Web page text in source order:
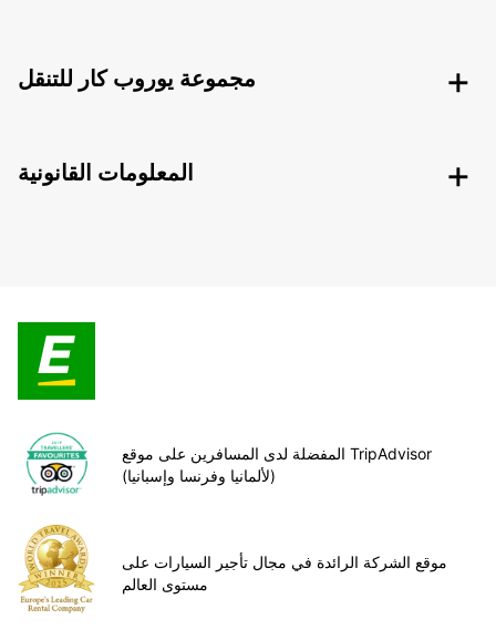
مجموعة يوروب كار للتنقل
المعلومات القانونية
المفضلة لدى المسافرين على موقع TripAdvisor
(لألمانيا وفرنسا وإسبانيا)
موقع الشركة الرائدة في مجال تأجير السيارات على
مستوى العالم